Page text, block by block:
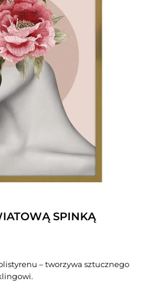
SPINKĄ
– tworzywa sztucznego